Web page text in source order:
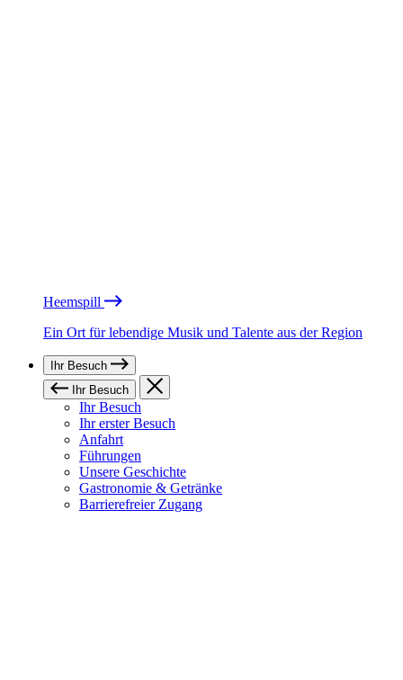
Heemspill
Ein Ort für lebendige Musik und Talente aus der Region
Ihr Besuch
Ihr Besuch
Ihr Besuch
Ihr erster Besuch
Anfahrt
Führungen
Unsere Geschichte
Gastronomie & Getränke
Barrierefreier Zugang